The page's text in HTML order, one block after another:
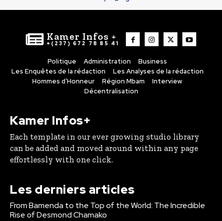
Kamer Infos +
+(237) 672 78 85 41
Politique Administration
Business
Les Enquêtes de la rédaction
Les Analyses de la rédaction
Hommes d’Honneur
Région Mbam
Interview
Décentralisation
Kamer Infos+
Each template in our ever growing studio library
can be added and moved around within any page
effortlessly with one click.
Les derniers articles
From Bamenda to the Top of the World: The Incredible
Rise of Desmond Chamako